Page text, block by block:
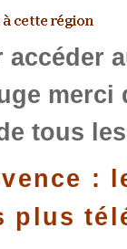
merci
tous
:
plus